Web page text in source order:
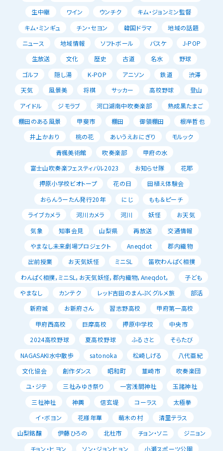
生中継
ワイン ウンチク
キム・ジョンミン監督
キム・ミンギュ
チン・セヨン 韓国ドラマ
地域の話題
ニュース
地域情報 ソフトボール バスケ
J-POP
生放送
文化 歴史 古道 名水
野球
ゴルフ
隠し湯 K-POP アニソン 鉄道
渋滞
天気
風景美 将棋 サッカー 高校野球
登山
アイドル
ジモラブ 河口湖南中吹奏楽部
熟成黒たまご
棚田のある風景
甲斐市 棚田 御領棚田
根岸哲也
井上かおり
桃の花 あいうえおにぎり
モルック
青楓美術館
吹奏楽部
甲府の水
富士山吹奏楽フェスティバル2023
お知らせ隊
花耶
押原小学校ビオトープ
花の日
田植え体験会
おらんうーたん発行20年
にじ
もも＆ピーチ
ライブカメラ
河川カメラ 河川 妖怪
お天気
気象
知事会見 山梨県 再放送
交通情報
やまなし未来劇場プロジェクト
Aneqdot
郡内織物
出前授業
お天気妖怪 ミニSL
笛吹わんぱく相撲
わんぱく相撲，ミニSL，お天気妖怪，郡内織物，Aneqdot，
子ども
やまなし
カンテク レッド吉田のまんぷくグルメ旅
部活
新府城
お新府さん 習志野高校
甲府第一高校
甲府西高校
巨摩高校 押原中学校
中央市
2024高校野球
夏高校野球 ふるさと
そらたび
NAGASAKI水中散歩
satonoka 松崎しげる
八代亜紀
文化協会
創作ダンス 昭和町 韮崎市
吹奏楽団
ユ・ジテ
三社みゆき祭り 一宮浅間神社
玉諸神社
三社神社
神輿 信玄堤 コーラス
太極拳
イ・ボヨン
花様年華 萌木の村
清里テラス
山梨銘醸
伊藤ひろの 北杜市 チョン・ソニ
ジニョン
チョン・ヒヨン
ソン・ジョンヒョン 小瀬スポーツ公園